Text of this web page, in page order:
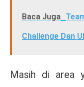
Baca Juga
Challenge Dan
Masih di area